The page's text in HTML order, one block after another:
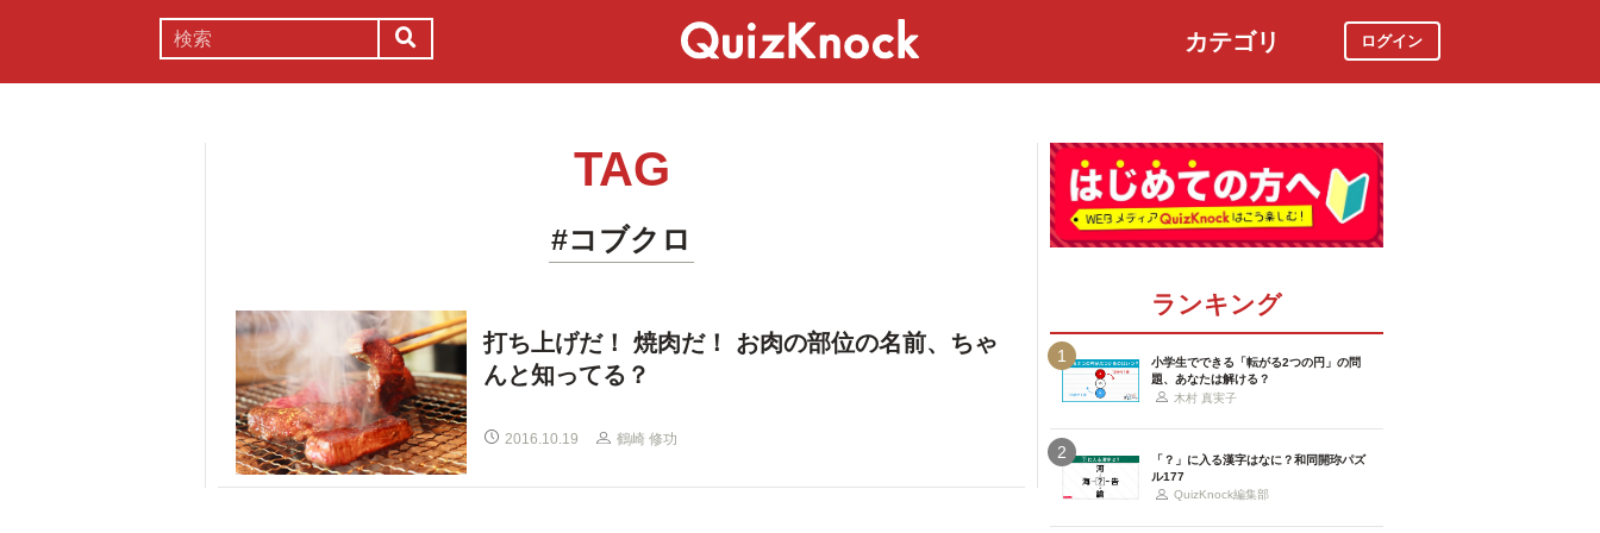
カテゴリ ログイン
TAG
#コブクロ
打ち上げだ！ 焼肉だ！ お肉の部位の名前、ちゃ
んと知ってる？
2016.10.19 鶴崎 修功
ランキング
1
小学生でできる「転がる2つの円」の問
題、あなたは解ける？
木村 真実子
2
「？」に入る漢字はなに？和同開珎パズ
ル177
QuizKnock編集部